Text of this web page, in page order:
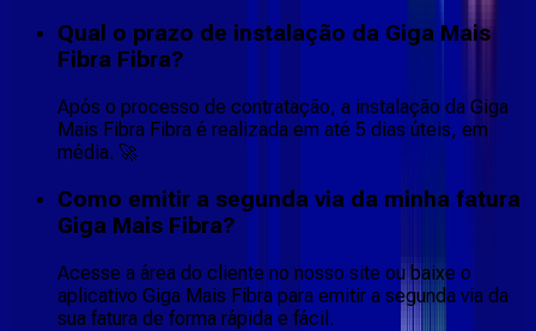
Qual o prazo de instalação da Giga Mais
Fibra Fibra?
Após o processo de contratação, a instalação da Giga
Mais Fibra Fibra é realizada em até 5 dias úteis, em
média. 🚀
Como emitir a segunda via da minha fatura
Giga Mais Fibra?
Acesse a área do cliente no nosso site ou baixe o
aplicativo Giga Mais Fibra para emitir a segunda via da
sua fatura de forma rápida e fácil.